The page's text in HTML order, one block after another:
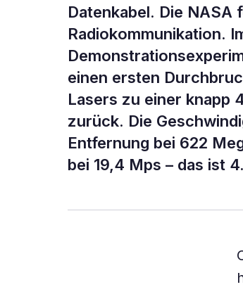
Datenkabel. Die
Radiokommunikation.
einen ersten
Lasers zu einer knapp
zurück. Die
Entfernung bei 622
bei 19,4 Mps – das ist